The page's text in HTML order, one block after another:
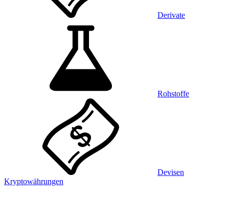
Derivate
Rohstoffe
Devisen
Kryptowährungen